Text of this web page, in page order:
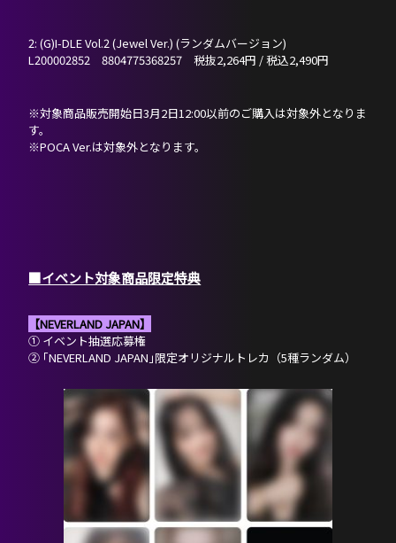
2: (G)I-DLE Vol.2 (Jewel Ver.) (ランダムバージョン)
L200002852 8804775368257 税抜2,264円 / 税込2,490円
※対象商品販売開始日3月2日12:00以前のご購入は対象外となりま
す。
※POCA Ver.は対象外となります。
■イベント対象商品限定特典
【NEVERLAND JAPAN】
① イベント抽選応募権
② ｢NEVERLAND JAPAN｣限定オリジナルトレカ（5種ランダム）